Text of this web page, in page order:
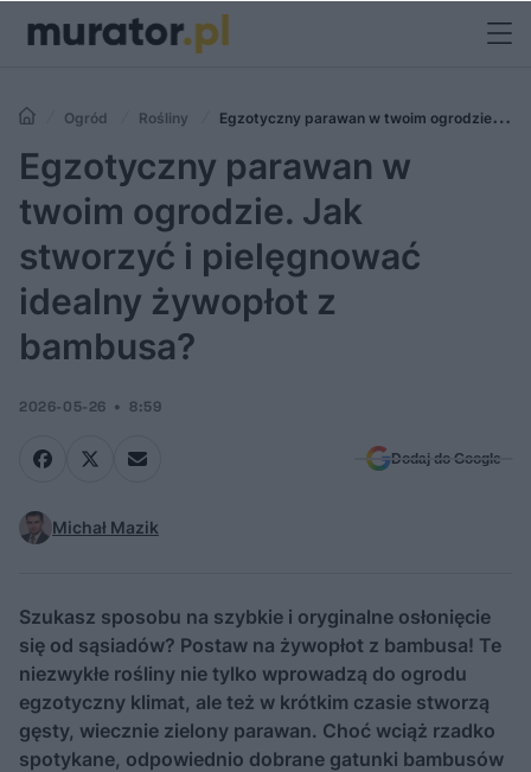
Ogród Rośliny
Egzotyczny parawan w twoim ogrodzie. Jak
stworzyć i pielęgnować idealny żywopłot z bambusa?
Egzotyczny parawan w
twoim ogrodzie. Jak
stworzyć i pielęgnować
idealny żywopłot z
bambusa?
2026-05-26 8:59
Dodaj do Google
Michał Mazik
Szukasz sposobu na szybkie i oryginalne osłonięcie
się od sąsiadów? Postaw na żywopłot z bambusa! Te
niezwykłe rośliny nie tylko wprowadzą do ogrodu
egzotyczny klimat, ale też w krótkim czasie stworzą
gęsty, wiecznie zielony parawan. Choć wciąż rzadko
spotykane, odpowiednio dobrane gatunki bambusów